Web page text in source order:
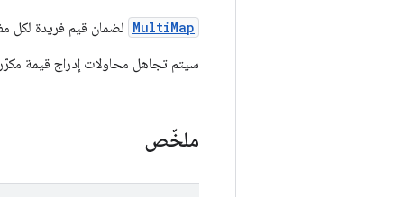
MultiMap لضمان قيم فريدة لكل
سيتم تجاهل محاولات إدراج قيمة
ملخّص